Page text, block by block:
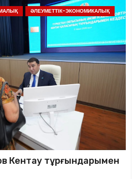
ӘЛЕУМЕТТІК-ЭКОНОМИКАЛЫҚ
Кентау тұрғындарымен